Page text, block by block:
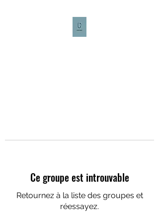
Ce groupe est introuvable
Retournez à la liste des groupes et
réessayez.